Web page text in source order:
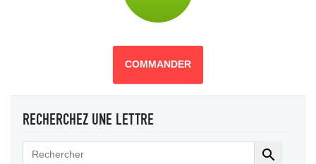
COMMANDER
RECHERCHEZ UNE LETTRE
